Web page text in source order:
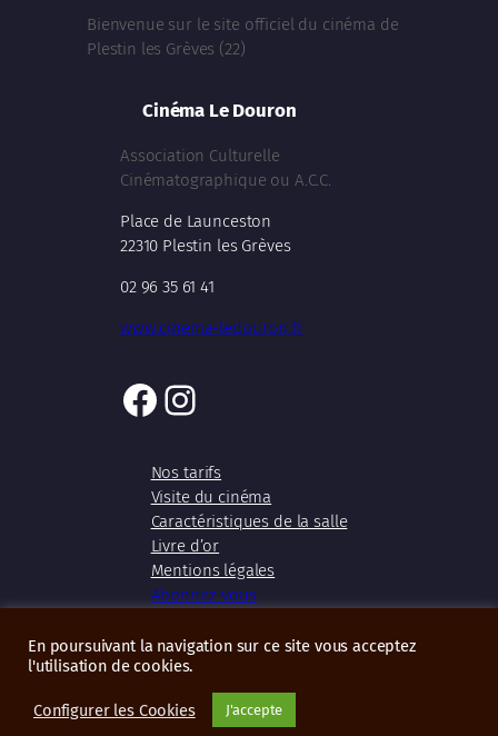
Bienvenue sur le site officiel du cinéma de
Plestin les Grèves (22)
Cinéma Le Douron
Association Culturelle
Cinématographique ou A.C.C.
Place de Launceston
22310 Plestin les Grèves
02 96 35 61 41
www.cinema-ledouron.fr
Facebook
Instagram
Nos tarifs
Visite du cinéma
Caractéristiques de la salle
Livre d’or
Mentions légales
Abonnez-vous
Copyright 2026 – Cinéma Le Douron
En poursuivant la navigation sur ce site vous acceptez
l'utilisation de cookies.
Configurer les Cookies J'accepte